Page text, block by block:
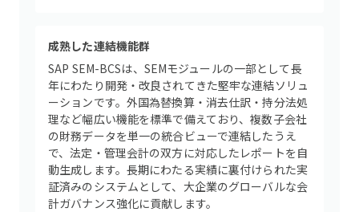
成熟した連結機能群
SAP SEM-BCSは、SEMモジュールの一部として長
年にわたり開発・改良されてきた堅牢な連結ソリュ
ーションです。外国為替換算・消去仕訳・持分法処
理など幅広い機能を標準で備えており、複数子会社
の財務データを単一の統合ビューで連結したうえ
で、法定・管理会計の双方に対応したレポートを自
動生成します。長期にわたる実績に裏付けられた実
証済みのシステムとして、大企業のグローバルな会
計ガバナンス強化に貢献します。